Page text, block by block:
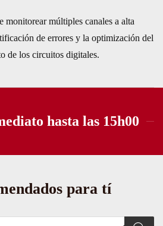
monitorear múltiples canales a alta
de errores y la optimización del
de los circuitos digitales.
hasta las 15h00
para tí